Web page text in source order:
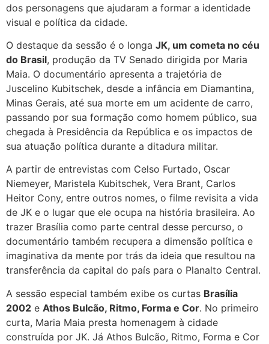
dos personagens que ajudaram a formar a identidade
visual e política da cidade.
O destaque da sessão é o longa JK, um cometa no céu
do Brasil, produção da TV Senado dirigida por Maria
Maia. O documentário apresenta a trajetória de
Juscelino Kubitschek, desde a infância em Diamantina,
Minas Gerais, até sua morte em um acidente de carro,
passando por sua formação como homem público, sua
chegada à Presidência da República e os impactos de
sua atuação política durante a ditadura militar.
A partir de entrevistas com Celso Furtado, Oscar
Niemeyer, Maristela Kubitschek, Vera Brant, Carlos
Heitor Cony, entre outros nomes, o filme revisita a vida
de JK e o lugar que ele ocupa na história brasileira. Ao
trazer Brasília como parte central desse percurso, o
documentário também recupera a dimensão política e
imaginativa da mente por trás da ideia que resultou na
transferência da capital do país para o Planalto Central.
A sessão especial também exibe os curtas Brasília
2002 e Athos Bulcão, Ritmo, Forma e Cor. No primeiro
curta, Maria Maia presta homenagem à cidade
construída por JK. Já Athos Bulcão, Ritmo, Forma e Cor